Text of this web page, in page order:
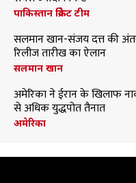
पाकिस्तान क्रिकेट टीम
सलमान खान-संजय दत्त की
रिलीज तारीख का ऐलान
सलमान खान
अमेरिका ने ईरान के खिलाफ
से अधिक युद्धपोत तैनात
अमेरिका